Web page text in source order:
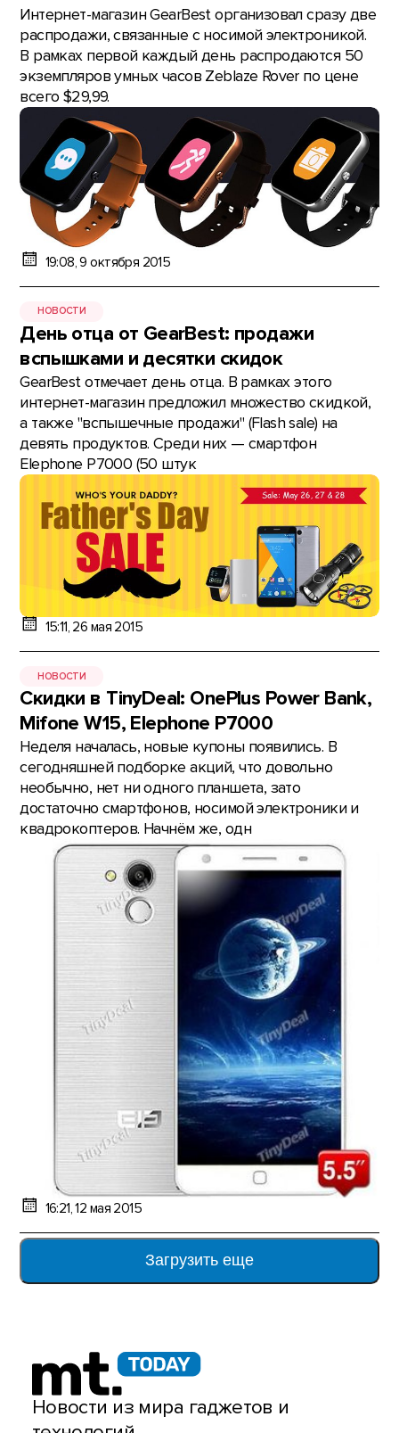
Интернет-магазин GearBest организовал сразу две
распродажи, связанные с носимой электроникой.
В рамках первой каждый день распродаются 50
экземпляров умных часов Zeblaze Rover по цене
всего $29,99.
19:08, 9 октября 2015
НОВОСТИ
День отца от GearBest: продажи
вспышками и десятки скидок
GearBest отмечает день отца. В рамках этого
интернет-магазин предложил множество скидкой,
а также "вспышечные продажи" (Flash sale) на
девять продуктов. Среди них — смартфон
Elephone P7000 (50 штук
15:11, 26 мая 2015
НОВОСТИ
Скидки в TinyDeal: OnePlus Power Bank,
Mifone W15, Elephone P7000
Неделя началась, новые купоны появились. В
сегодняшней подборке акций, что довольно
необычно, нет ни одного планшета, зато
достаточно смартфонов, носимой электроники и
квадрокоптеров. Начнём же, одн
16:21, 12 мая 2015
Загрузить еще
Новости из мира гаджетов и